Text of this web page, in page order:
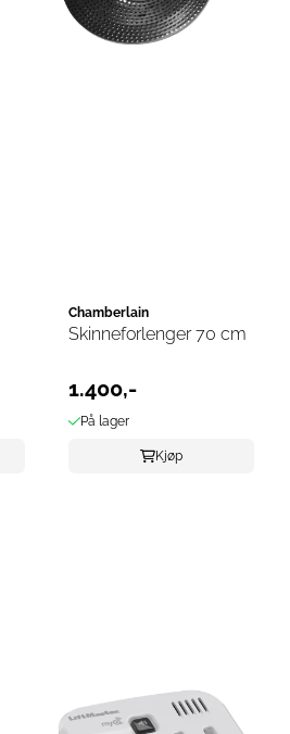
Chamberlain
Skinneforlenger 70 cm
1.400,-
På lager
Kjøp